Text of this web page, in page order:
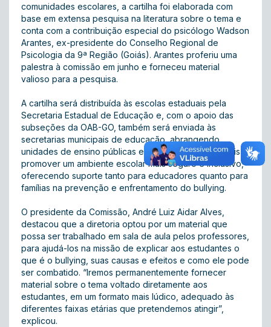
comunidades escolares, a cartilha foi elaborada com
base em extensa pesquisa na literatura sobre o tema e
conta com a contribuição especial do psicólogo Wadson
Arantes, ex-presidente do Conselho Regional de
Psicologia da 9ª Região (Goiás). Arantes proferiu uma
palestra à comissão em junho e forneceu material
valioso para a pesquisa.
A cartilha será distribuída às escolas estaduais pela
Secretaria Estadual de Educação e, com o apoio das
subseções da OAB-GO, também será enviada às
secretarias municipais de educação, abrangendo
unidades de ensino públicas e privadas. A iniciativa visa
promover um ambiente escolar mais seguro e inclusivo,
oferecendo suporte tanto para educadores quanto para
famílias na prevenção e enfrentamento do bullying.
O presidente da Comissão, André Luiz Aidar Alves,
destacou que a diretoria optou por um material que
possa ser trabalhado em sala de aula pelos professores,
para ajudá-los na missão de explicar aos estudantes o
que é o bullying, suas causas e efeitos e como ele pode
ser combatido. “Iremos permanentemente fornecer
material sobre o tema voltado diretamente aos
estudantes, em um formato mais lúdico, adequado às
diferentes faixas etárias que pretendemos atingir”,
explicou.